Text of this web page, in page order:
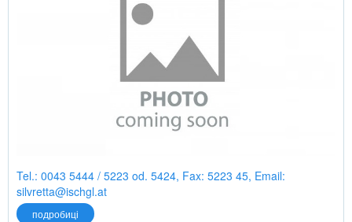
Tel.: 0043 5444 / 5223 od. 5424, Fax: 5223 45, Email:
silvretta@ischgl.at
подробиці